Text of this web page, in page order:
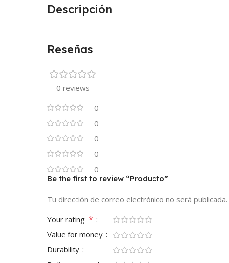
Descripción
Reseñas
0 reviews
0
0
0
0
0
Be the first to review “Producto”
Tu dirección de correo electrónico no será publicada.
Your rating *
Value for money
Durability